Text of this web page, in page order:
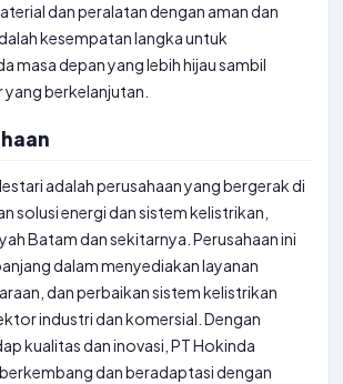
dan peralatan dengan aman dan
kesempatan langka untuk
masa depan yang lebih hijau sambil
berkelanjutan.
adalah perusahaan yang bergerak di
solusi energi dan sistem kelistrikan,
Batam dan sekitarnya. Perusahaan ini
dalam menyediakan layanan
dan perbaikan sistem kelistrikan
industri dan komersial. Dengan
kualitas dan inovasi, PT Hokinda
dan beradaptasi dengan